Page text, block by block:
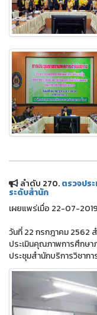
ลำดับ 270.ตรวจปร
ระดับสำนัก
เผยแพร่เมื่อ 22-07-
วันที่ 22 กรกฎาคม 2562
ประเมินคุณภาพการศึกษา
ประชุมสำนักบริการวิชาก